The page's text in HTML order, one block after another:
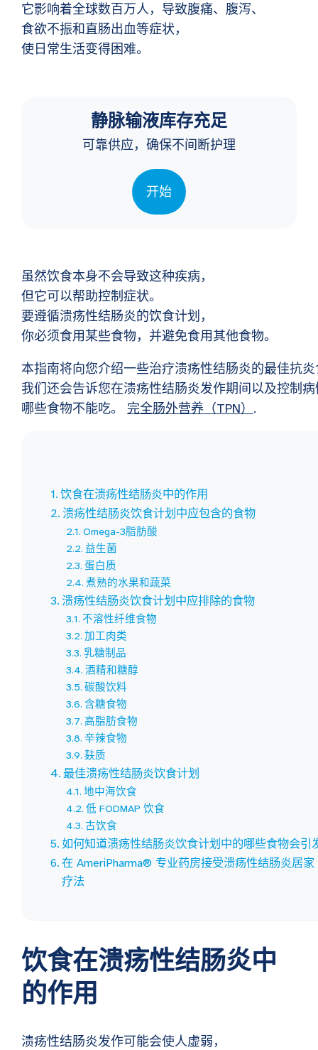
它影响着全球数百万人，导致腹痛、腹泻、
食欲不振和直肠出血等症状，
使日常生活变得困难。
静脉输液库存充足
可靠供应，确保不间断护理
开始
虽然饮食本身不会导致这种疾病，
但它可以帮助控制症状。
要遵循溃疡性结肠炎的饮食计划，
你必须食用某些食物，并避免食用其他食物。
本指南将向您介绍一些治疗溃疡性结肠炎的最佳抗
我们还会告诉您在溃疡性结肠炎发作期间以及控制
哪些食物不能吃。 完全肠外营养（TPN） .
饮食在溃疡性结肠炎中的作用
溃疡性结肠炎饮食计划中应包含的食物
Omega-3脂肪酸
益生菌
蛋白质
煮熟的水果和蔬菜
溃疡性结肠炎饮食计划中应排除的食物
不溶性纤维食物
加工肉类
乳糖制品
酒精和糖醇
碳酸饮料
含糖食物
高脂肪食物
辛辣食物
麸质
最佳溃疡性结肠炎饮食计划
地中海饮食
低 FODMAP 饮食
古饮食
如何知道溃疡性结肠炎饮食计划中的哪些食物会引
在 AmeriPharma® 专业药房接受溃疡性结肠炎居家
疗法
饮食在溃疡性结肠炎中
的作用
溃疡性结肠炎发作可能会使人虚弱，